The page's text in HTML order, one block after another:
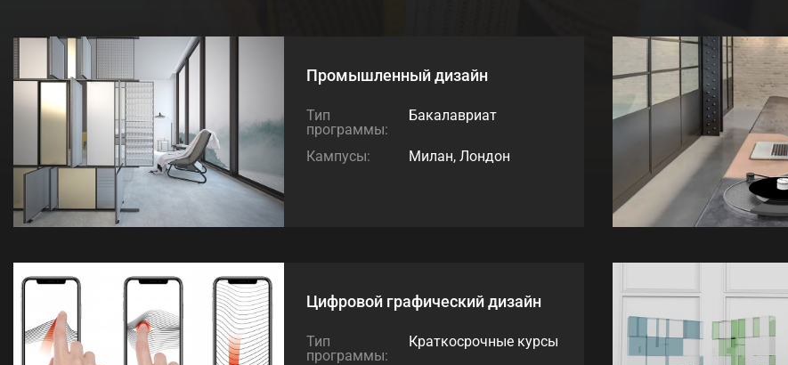
Промышленный дизайн
Тип
программы:
Бакалавриат
Кампусы: Милан, Лондон
Цифровой графический дизайн
Тип
программы:
Краткосрочные курсы